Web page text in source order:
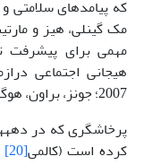
مک گینلی، هیز و
مهمی برای پیشرفت
هیجانی اجتماعی
2007؛ جونز، براون، هوگلند و آبر
پرخاشگری که در
کرده است (کالمی[20]